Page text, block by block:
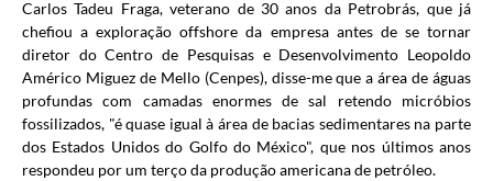
Carlos Tadeu Fraga, veterano de 30 anos da Petrobrás, que já
chefiou a exploração offshore da empresa antes de se tornar
diretor do Centro de Pesquisas e Desenvolvimento Leopoldo
Américo Miguez de Mello (Cenpes), disse-me que a área de águas
profundas com camadas enormes de sal retendo micróbios
fossilizados, "é quase igual à área de bacias sedimentares na parte
dos Estados Unidos do Golfo do México", que nos últimos anos
respondeu por um terço da produção americana de petróleo.